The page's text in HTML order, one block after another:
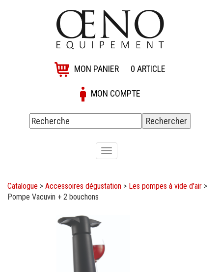
MON PANIER 0 ARTICLE
MON COMPTE
Toggle
navigation
Catalogue > Accessoires dégustation > Les pompes à vide d'air >
Pompe Vacuvin + 2 bouchons